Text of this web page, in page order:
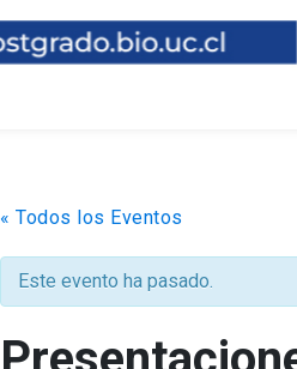
« Todos los Eventos
Este evento ha pasado.